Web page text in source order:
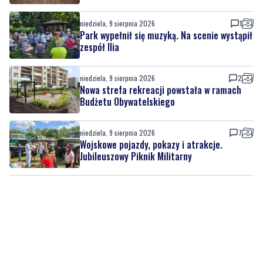
niedziela, 9 sierpnia 2026 1
Park wypełnił się muzyką. Na scenie wystąpił
zespół Ilia
niedziela, 9 sierpnia 2026 2
Nowa strefa rekreacji powstała w ramach
Budżetu Obywatelskiego
niedziela, 9 sierpnia 2026 7
Wojskowe pojazdy, pokazy i atrakcje.
Jubileuszowy Piknik Militarny